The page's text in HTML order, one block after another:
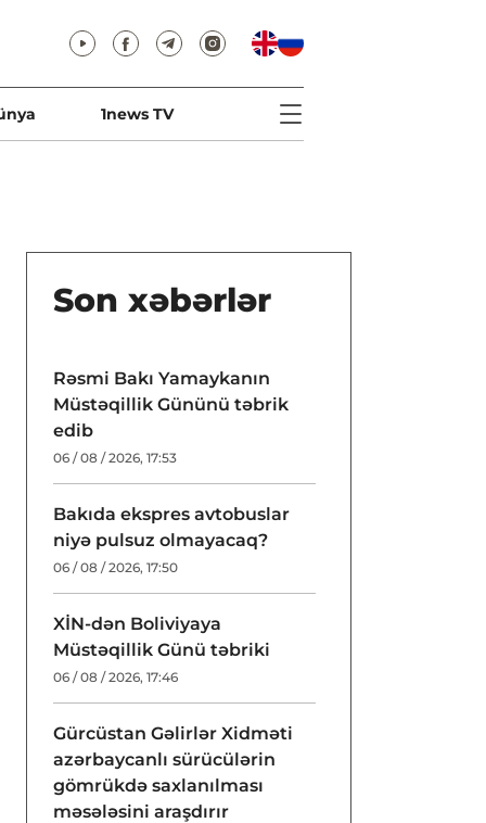
1news TV
Son xəbərlər
Rəsmi Bakı Yamaykanın
Müstəqillik Gününü təbrik
edib
06 / 08 / 2026, 17:53
Bakıda ekspres avtobuslar
niyə pulsuz olmayacaq?
06 / 08 / 2026, 17:50
XİN-dən Boliviyaya
Müstəqillik Günü təbriki
06 / 08 / 2026, 17:46
Gürcüstan Gəlirlər Xidməti
azərbaycanlı sürücülərin
gömrükdə saxlanılması
məsələsini araşdırır